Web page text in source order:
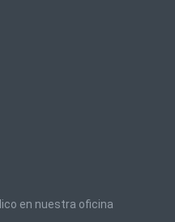
en nuestra oficina